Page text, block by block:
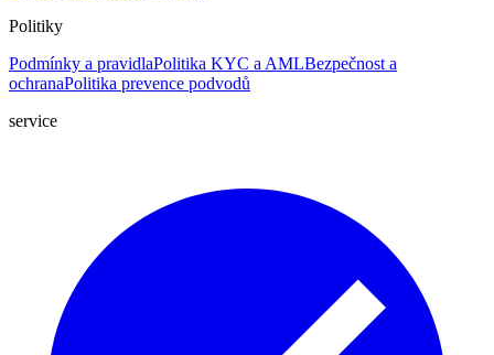
Politiky
Podmínky a pravidlaPolitika KYC a AMLBezpečnost a
ochranaPolitika prevence podvodů
service